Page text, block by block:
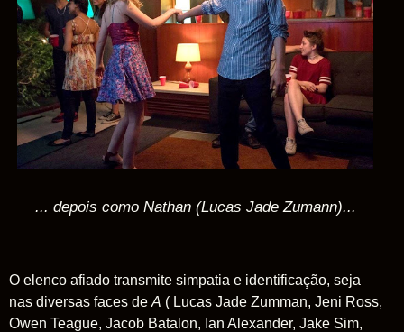
... depois como Nathan (Lucas Jade Zumann)...
O elenco afiado transmite simpatia e identificação, seja
nas diversas faces de A ( Lucas Jade Zumman, Jeni Ross,
Owen Teague, Jacob Batalon, Ian Alexander, Jake Sim,